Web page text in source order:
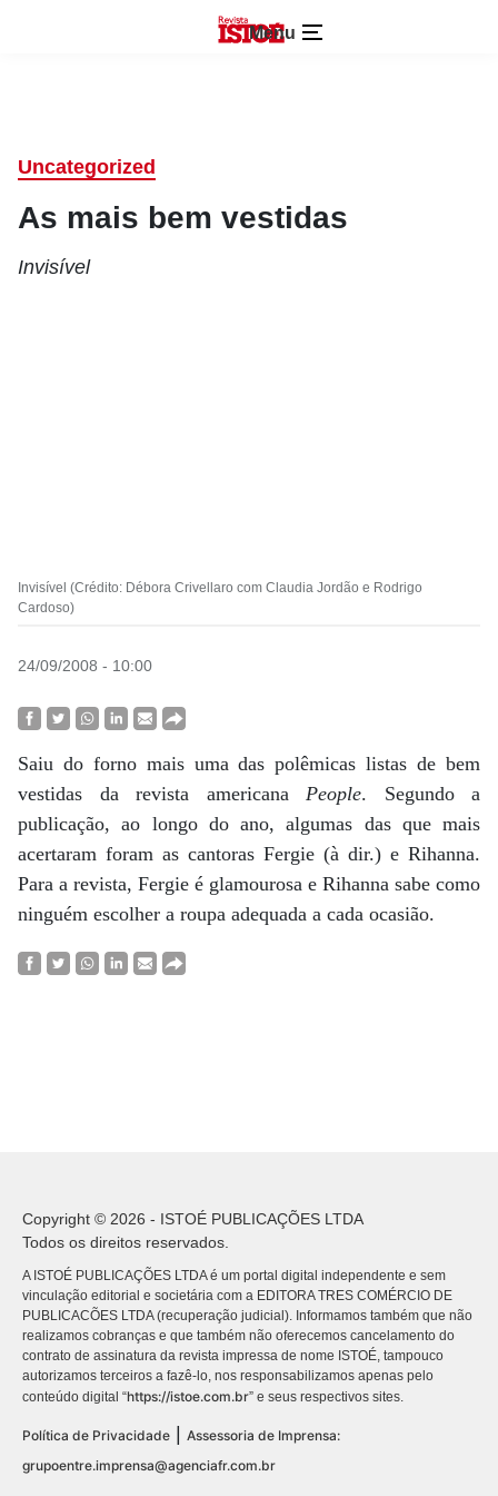
Menu
Uncategorized
As mais bem vestidas
Invisível
Invisível (Crédito: Débora Crivellaro com Claudia Jordão e Rodrigo
Cardoso)
24/09/2008 - 10:00
Saiu do forno mais uma das polêmicas listas de bem
vestidas da revista americana People. Segundo a
publicação, ao longo do ano, algumas das que mais
acertaram foram as cantoras Fergie (à dir.) e Rihanna.
Para a revista, Fergie é glamourosa e Rihanna sabe como
ninguém escolher a roupa adequada a cada ocasião.
Copyright © 2026 - ISTOÉ PUBLICAÇÕES LTDA
Todos os direitos reservados.
A ISTOÉ PUBLICAÇÕES LTDA é um portal digital independente e sem
vinculação editorial e societária com a EDITORA TRES COMÉRCIO DE
PUBLICACÕES LTDA (recuperação judicial). Informamos também que não
realizamos cobranças e que também não oferecemos cancelamento do
contrato de assinatura da revista impressa de nome ISTOÉ, tampouco
autorizamos terceiros a fazê-lo, nos responsabilizamos apenas pelo
conteúdo digital “https://istoe.com.br” e seus respectivos sites.
Política de Privacidade
Assessoria de Imprensa:
grupoentre.imprensa@agenciafr.com.br